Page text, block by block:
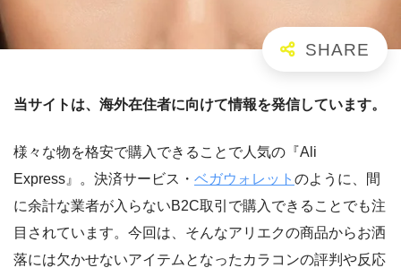
当サイトは、海外在住者に向けて情報を発信しています。
様々な物を格安で購入できることで人気の『Ali
Express』。決済サービス・ ベガウォレット のように、間
に余計な業者が入らないB2C取引で購入できることでも注
目されています。今回は、そんなアリエクの商品からお洒
落には欠かせないアイテムとなったカラコンの評判や反応